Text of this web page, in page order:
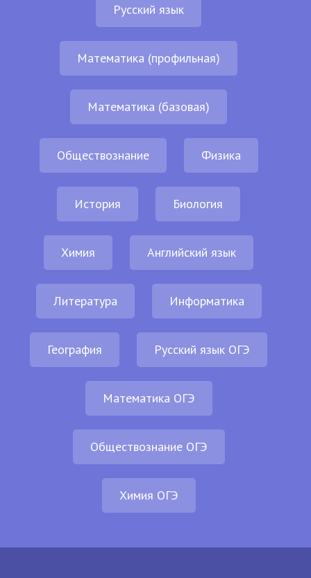
Русский язык
Математика (профильная)
Математика (базовая)
Обществознание Физика
История Биология
Химия Английский язык
Литература Информатика
География Русский язык ОГЭ
Математика ОГЭ
Обществознание ОГЭ
Химия ОГЭ